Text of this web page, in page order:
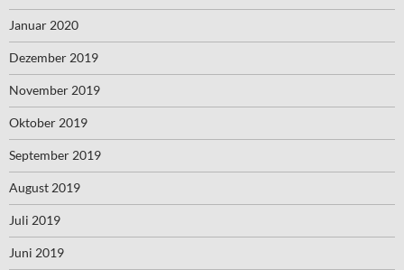
Januar 2020
Dezember 2019
November 2019
Oktober 2019
September 2019
August 2019
Juli 2019
Juni 2019